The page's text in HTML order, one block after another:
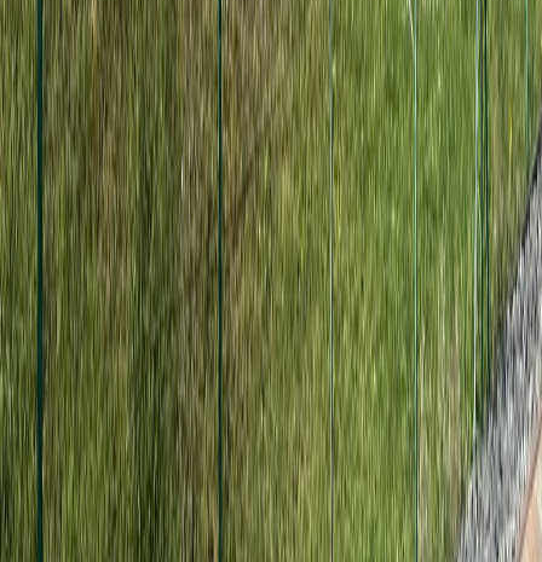
Villes Principales
Strasbourg
Haguenau
Schiltigheim
Illkirch-Graffenstaden
Lingolsheim
Liens
Contact
Nos expertises
Toutes les villes
À propos
Mentions légales
Plan du site
Départements :57 ·67
©2026 Couverture Zinguerie Alsace. Tous droits
réservés.
Ce site utilise des cookies essentiels au fonctionnement